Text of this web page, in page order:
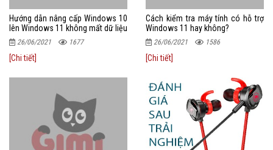
Hướng dẫn nâng cấp Windows 10
lên Windows 11 không mất dữ liệu
26/06/2021 1677
[Chi tiết]
Cách kiểm tra máy tính có hỗ trợ
Windows 11 hay không?
26/06/2021 1586
[Chi tiết]